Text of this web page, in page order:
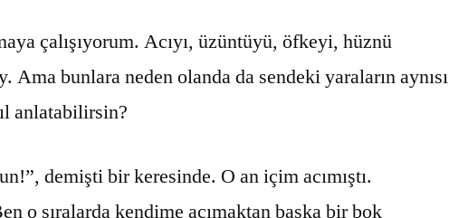
çalışıyorum. Acıyı, üzüntüyü, öfkeyi, hüznü
Ama bunlara neden olanda da sendeki yaraların aynısı
anlatabilirsin?
demişti bir keresinde. O an içim acımıştı.
o sıralarda kendime acımaktan başka bir bok